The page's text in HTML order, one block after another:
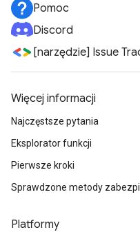
Pomoc
Discord
[narzędzie] Issue
Więcej informacji
Najczęstsze pytania
Eksplorator funkcji
Pierwsze kroki
Sprawdzone metody
Platformy